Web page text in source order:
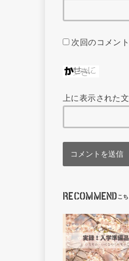
次回のコメン
上に表示された
RECOMMEND